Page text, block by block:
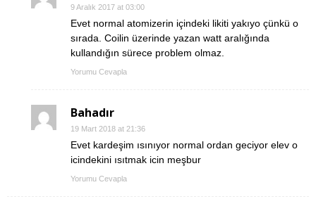
9 Aralık 2017 at 03:00
Evet normal atomizerin içindeki likiti yakıyo çünkü o
sırada. Coilin üzerinde yazan watt aralığında
kullandığın sürece problem olmaz.
Yorumu Cevapla
Bahadır
19 Mart 2018 at 21:36
Evet kardeşim ısınıyor normal ordan geciyor elev o
icindekini ısıtmak icin meşbur
Yorumu Cevapla